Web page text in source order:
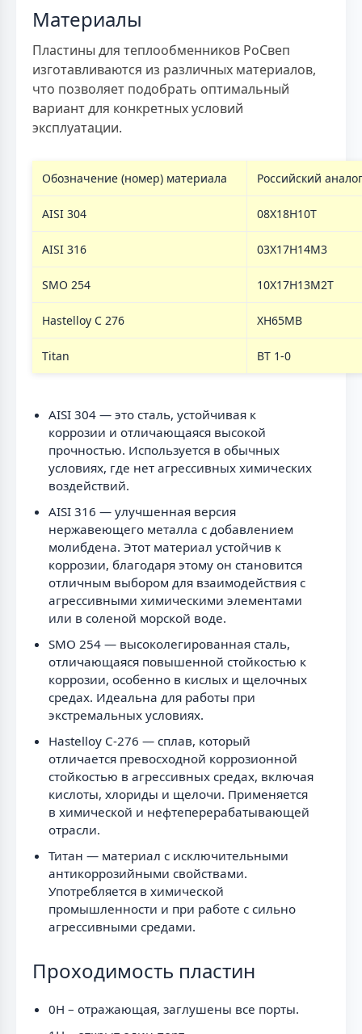
Материалы
Пластины для теплообменников РоСвеп
изготавливаются из различных материалов,
что позволяет подобрать оптимальный
вариант для конкретных условий
эксплуатации.
Обозначение (номер) материала Российский
AISI 304 08Х18Н10Т
AISI 316 03Х17Н14М3
SMO 254 10Х17Н13М2Т
Hastelloy C 276 ХН65МВ
Titan ВТ 1-0
AISI 304 — это сталь, устойчивая к
коррозии и отличающаяся высокой
прочностью. Используется в обычных
условиях, где нет агрессивных химических
воздействий.
AISI 316 — улучшенная версия
нержавеющего металла с добавлением
молибдена. Этот материал устойчив к
коррозии, благодаря этому он становится
отличным выбором для взаимодействия с
агрессивными химическими элементами
или в соленой морской воде.
SMO 254 — высоколегированная сталь,
отличающаяся повышенной стойкостью к
коррозии, особенно в кислых и щелочных
средах. Идеальна для работы при
экстремальных условиях.
Hastelloy C-276 — сплав, который
отличается превосходной коррозионной
стойкостью в агрессивных средах, включая
кислоты, хлориды и щелочи. Применяется
в химической и нефтеперерабатывающей
отрасли.
Титан — материал с исключительными
антикоррозийными свойствами.
Употребляется в химической
промышленности и при работе с сильно
агрессивными средами.
Проходимость пластин
0H – отражающая, заглушены все порты.